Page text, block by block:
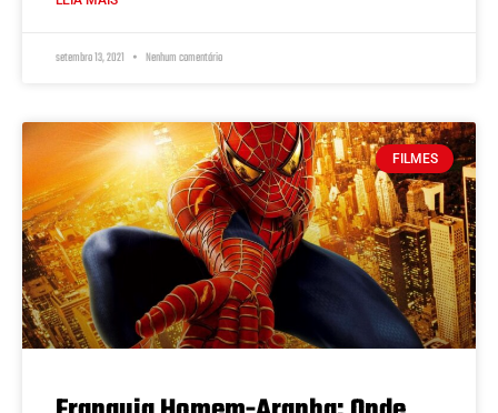
setembro 13, 2021 Nenhum comentário
FILMES